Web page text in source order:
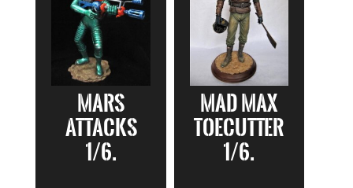
Mars
Attacks
1/6.
Mad Max
Toecutter
1/6.